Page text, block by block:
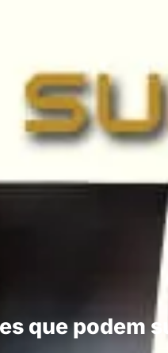
que podem